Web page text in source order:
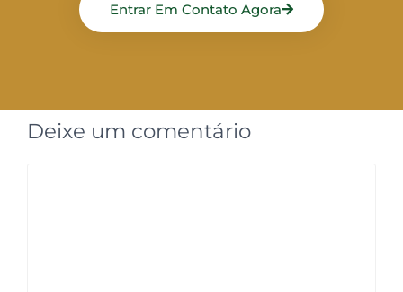
Entrar Em Contato Agora
Deixe um comentário